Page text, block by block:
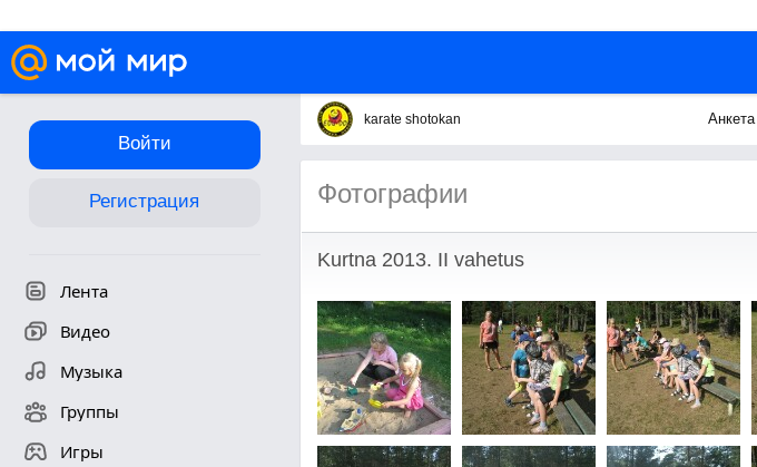
Войти
Регистрация
Лента
Видео
Музыка
Группы
Игры
karate shotokan Анкета
Фотографии
Kurtna 2013. II vahetus